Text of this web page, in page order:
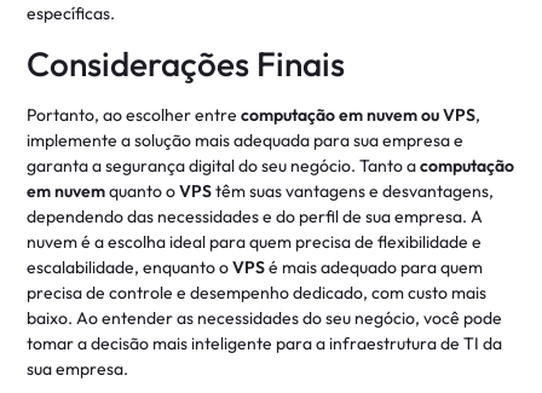
específicas.
Considerações Finais
Portanto, ao escolher entrecomputação em nuvem ou VPS,
implemente a solução mais adequada para sua empresa e
garanta a segurança digital do seu negócio. Tanto acomputação
em nuvemquanto oVPStêm suas vantagens e desvantagens,
dependendo das necessidades e do perfil de sua empresa. A
nuvem é a escolha ideal para quem precisa de flexibilidade e
escalabilidade, enquanto oVPSé mais adequado para quem
precisa de controle e desempenho dedicado, com custo mais
baixo. Ao entender as necessidades do seu negócio, você pode
tomar a decisão mais inteligente para a infraestrutura de TI da
sua empresa.